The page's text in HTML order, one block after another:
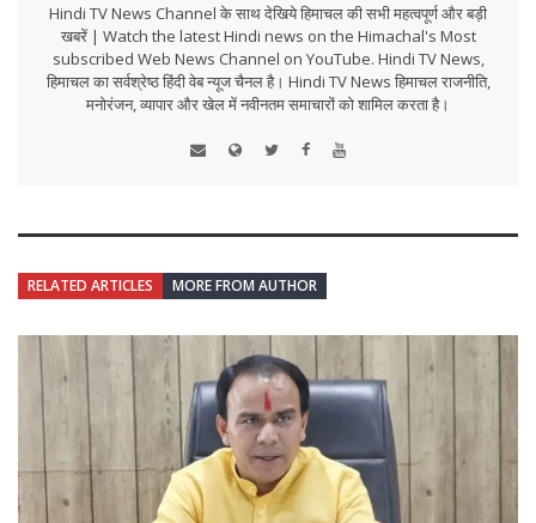
Hindi TV News Channel के साथ देखिये हिमाचल की सभी महत्वपूर्ण और बड़ी
खबरें | Watch the latest Hindi news on the Himachal's Most
subscribed Web News Channel on YouTube. Hindi TV News,
हिमाचल का सर्वश्रेष्ठ हिंदी वेब न्यूज चैनल है। Hindi TV News हिमाचल राजनीति,
मनोरंजन, व्यापार और खेल में नवीनतम समाचारों को शामिल करता है।
RELATED ARTICLES MORE FROM AUTHOR